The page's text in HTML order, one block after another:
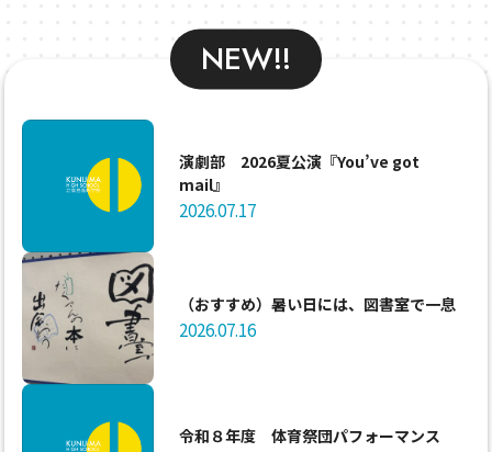
NEW!!
演劇部 2026夏公演『You’ve got
mail』
2026.07.17
（おすすめ）暑い日には、図書室で一息
2026.07.16
令和８年度 体育祭団パフォーマンス